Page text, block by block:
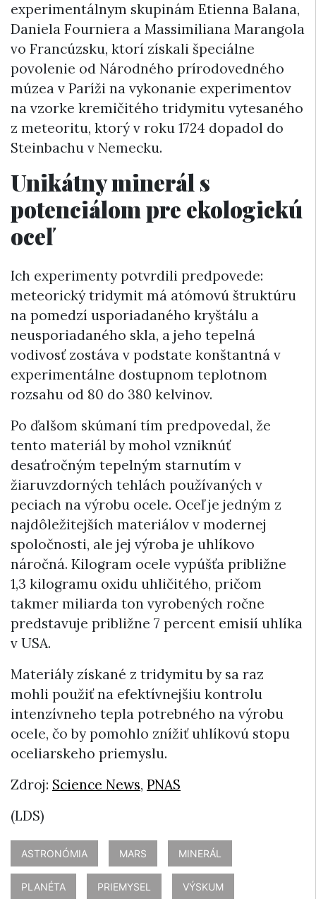
experimentálnym skupinám Etienna Balana,
Daniela Fourniera a Massimiliana Marangola
vo Francúzsku, ktorí získali špeciálne
povolenie od Národného prírodovedného
múzea v Paríži na vykonanie experimentov
na vzorke kremičitého tridymitu vytesaného
z meteoritu, ktorý v roku 1724 dopadol do
Steinbachu v Nemecku.
Unikátny minerál s
potenciálom pre ekologickú
oceľ
Ich experimenty potvrdili predpovede:
meteorický tridymit má atómovú štruktúru
na pomedzí usporiadaného kryštálu a
neusporiadaného skla, a jeho tepelná
vodivosť zostáva v podstate konštantná v
experimentálne dostupnom teplotnom
rozsahu od 80 do 380 kelvinov.
Po ďalšom skúmaní tím predpovedal, že
tento materiál by mohol vzniknúť
desaťročným tepelným starnutím v
žiaruvzdorných tehlách používaných v
peciach na výrobu ocele. Oceľ je jedným z
najdôležitejších materiálov v modernej
spoločnosti, ale jej výroba je uhlíkovo
náročná. Kilogram ocele vypúšťa približne
1,3 kilogramu oxidu uhličitého, pričom
takmer miliarda ton vyrobených ročne
predstavuje približne 7 percent emisií uhlíka
v USA.
Materiály získané z tridymitu by sa raz
mohli použiť na efektívnejšiu kontrolu
intenzívneho tepla potrebného na výrobu
ocele, čo by pomohlo znížiť uhlíkovú stopu
oceliarskeho priemyslu.
Zdroj: Science News, PNAS
(LDS)
ASTRONÓMIA MARS MINERÁL
PLANÉTA PRIEMYSEL VÝSKUM